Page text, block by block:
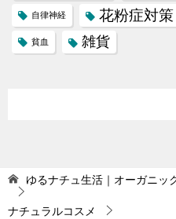
自律神経 花粉症対策
貧血 雑貨
ゆるナチュ生活｜オーガニッ
ナチュラルコスメ